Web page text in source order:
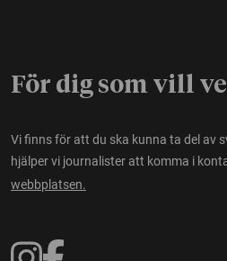
För dig som vill
Vi finns för att du ska kunna ta del av
hjälper vi journalister att komma i
webbplatsen.